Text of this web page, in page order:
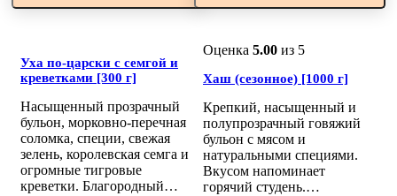
Уха по-царски с семгой и
креветками [300 г]
Насыщенный прозрачный
бульон, морковно-перечная
соломка, специи, свежая
зелень, королевская семга и
огромные тигровые
креветки. Благородный…
Оценка 5.00 из 5
Хаш (сезонное) [1000 г]
Крепкий, насыщенный и
полупрозрачный говяжий
бульон с мясом и
натуральными специями.
Вкусом напоминает
горячий студень.…